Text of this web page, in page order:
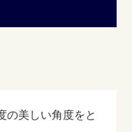
の美しい角度をと